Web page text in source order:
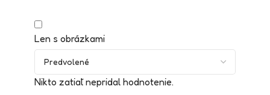
Len s obrázkami
Nikto zatiaľ nepridal hodnotenie.